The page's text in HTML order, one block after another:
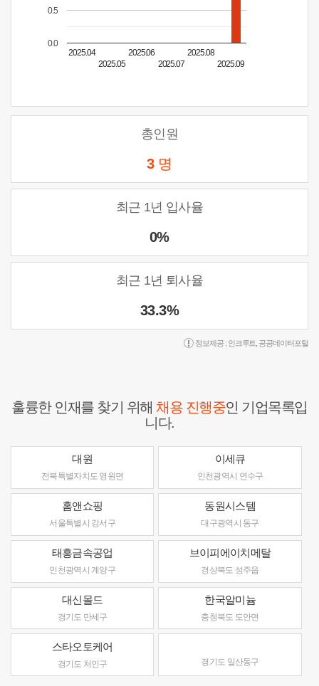
2025.04
2025.05
2025.06
2025.07
2025.08
2025.09
0.0
0.5
총인원
3 명
최근 1년 입사율
0%
최근 1년 퇴사율
33.3%
정보제공 : 인크루트 공공데이터포털
훌륭한 인재를 찾기 위해채용 진행중인 기업목록입
니다.
대원
전북특별자치도 영원면
이세큐
인천광역시 연수구
홈앤쇼핑
서울특별시 강서구
동원시스템
대구광역시 동구
태흥금속공업
인천광역시 계양구
브이피에이치메탈
경상북도 성주읍
대신몰드
경기도 만세구
한국알미늄
충청북도 도안면
스타오토케어
경기도 처인구 경기도 일산동구